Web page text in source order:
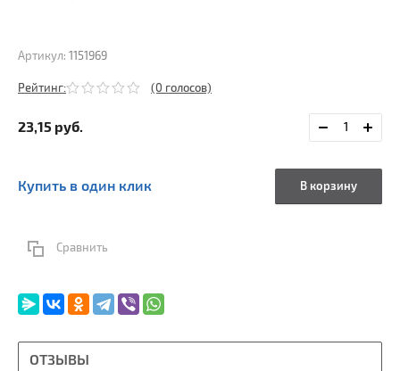
Артикул: 1151969
Рейтинг: (0 голосов)
23,15 руб.
Купить в один клик В корзину
Сравнить
ОТЗЫВЫ